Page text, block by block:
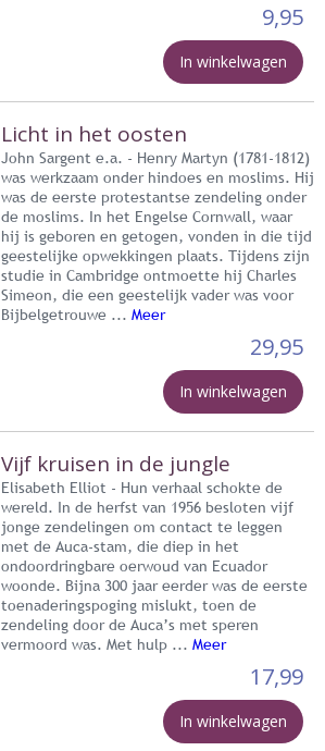
9,95
In winkelwagen
Licht in het oosten
John Sargent e.a. - Henry Martyn (1781-1812)
was werkzaam onder hindoes en moslims. Hij
was de eerste protestantse zendeling onder
de moslims. In het Engelse Cornwall, waar
hij is geboren en getogen, vonden in die tijd
geestelijke opwekkingen plaats. Tijdens zijn
studie in Cambridge ontmoette hij Charles
Simeon, die een geestelijk vader was voor
Bijbelgetrouwe ... Meer
29,95
In winkelwagen
Vijf kruisen in de jungle
Elisabeth Elliot - Hun verhaal schokte de
wereld. In de herfst van 1956 besloten vijf
jonge zendelingen om contact te leggen
met de Auca-stam, die diep in het
ondoordringbare oerwoud van Ecuador
woonde. Bijna 300 jaar eerder was de eerste
toenaderingspoging mislukt, toen de
zendeling door de Auca’s met speren
vermoord was. Met hulp ... Meer
17,99
In winkelwagen